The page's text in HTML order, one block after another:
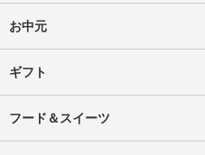
お中元
ギフト
フード＆スイーツ